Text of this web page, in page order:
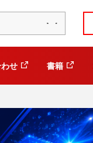
せ 書籍